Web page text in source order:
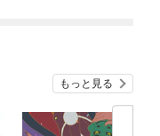
もっと見る